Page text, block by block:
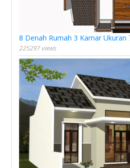
8 Denah Rumah 3 Kamar Ukuran
225297 views